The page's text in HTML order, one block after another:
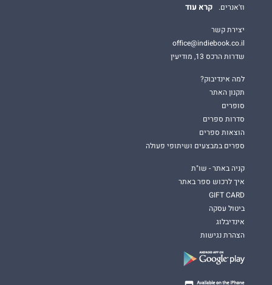
וז'אנרים.
קרא עוד
יצירת קשר
office@indiebook.co.il
שדרות הרכס 13, מודיעין
למה אינדיבוק?
תקנון האתר
סופרים
סדרות ספרים
הוצאות ספרים
ספרים במבצעים ושיתופי פעולה
קניה באתר - שו"ת
איך לרכוש ספר באתר
GIFT CARD
ביטול עסקה
אינדיבלוג
הצהרת נגישות